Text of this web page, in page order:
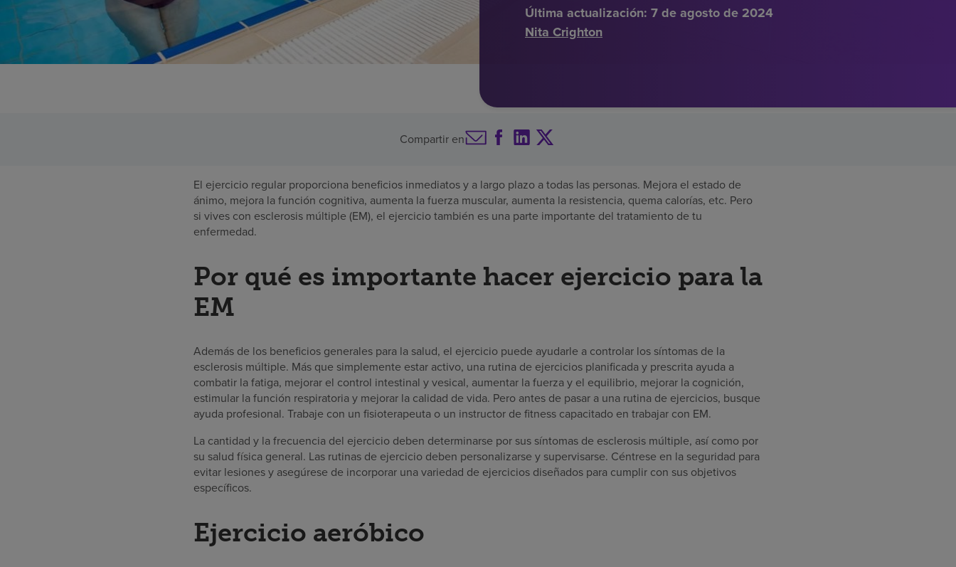
Última actualización: 7 de agosto de 2024
Nita Crighton
Compartir en
El ejercicio regular proporciona beneficios inmediatos y a largo plazo a todas las personas. Mejora el estado de
ánimo, mejora la función cognitiva, aumenta la fuerza muscular, aumenta la resistencia, quema calorías, etc. Pero
si vives con esclerosis múltiple (EM), el ejercicio también es una parte importante del tratamiento de tu
enfermedad.
Por qué es importante hacer ejercicio para la
EM
Además de los beneficios generales para la salud, el ejercicio puede ayudarle a controlar los síntomas de la
esclerosis múltiple. Más que simplemente estar activo, una rutina de ejercicios planificada y prescrita ayuda a
combatir la fatiga, mejorar el control intestinal y vesical, aumentar la fuerza y el equilibrio, mejorar la cognición,
estimular la función respiratoria y mejorar la calidad de vida. Pero antes de pasar a una rutina de ejercicios, busque
ayuda profesional. Trabaje con un fisioterapeuta o un instructor de fitness capacitado en trabajar con EM.
La cantidad y la frecuencia del ejercicio deben determinarse por sus síntomas de esclerosis múltiple, así como por
su salud física general. Las rutinas de ejercicio deben personalizarse y supervisarse. Céntrese en la seguridad para
evitar lesiones y asegúrese de incorporar una variedad de ejercicios diseñados para cumplir con sus objetivos
específicos.
Ejercicio aeróbico